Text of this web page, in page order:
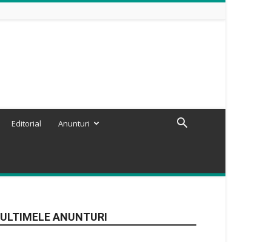
Editorial Anunturi
ULTIMELE ANUNTURI